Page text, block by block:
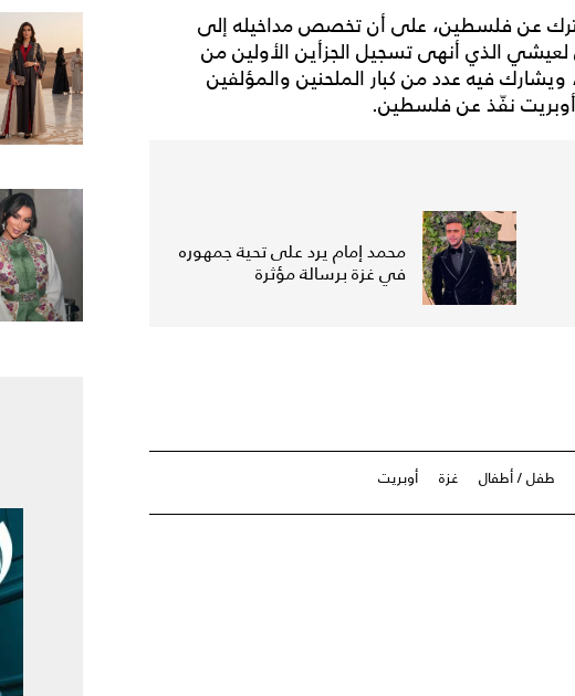
مشترك عن فلسطين، على أن تخصص مداخيله إلى
الذي أنهى تسجيل الجزأين الأولين من
فيه عدد من كبار الملحنين والمؤلفين
أوبريت نفّذ عن فلسطين.
محمد إمام يرد على تحية جمهوره
في غزة برسالة مؤثرة
طفل / أطفال غزة أوبريت